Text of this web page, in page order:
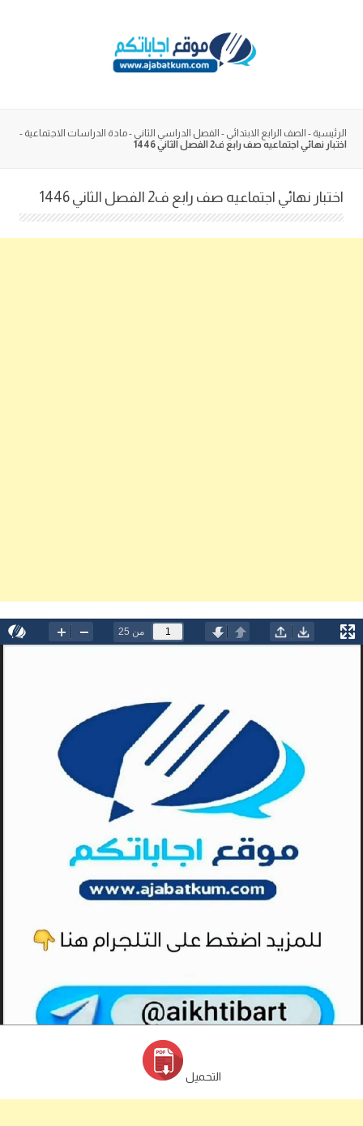
الرئيسية - الصف الرابع الابتدائي - الفصل الدراسي الثاني -مادة الدراسات الاجتماعية -
اختبار نهائي اجتماعيه صف رابع ف2 الفصل الثاني 1446
اختبار نهائي اجتماعيه صف رابع ف2 الفصل الثاني 1446
التحميل